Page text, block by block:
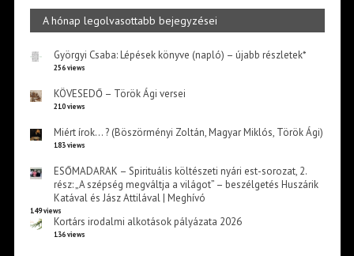
A hónap legolvasottabb bejegyzései
Györgyi Csaba: Lépések könyve (napló) – újabb részletek*
256 views
KÖVESEDŐ – Török Ági versei
210 views
Miért írok… ? (Böszörményi Zoltán, Magyar Miklós, Török Ági)
183 views
ESŐMADARAK – Spirituális költészeti nyári est-sorozat, 2.
rész: „A szépség megváltja a világot” – beszélgetés Huszárik
Katával és Jász Attilával | Meghívó
149 views
Kortárs irodalmi alkotások pályázata 2026
136 views